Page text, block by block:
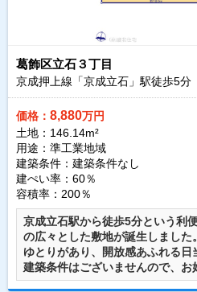
葛飾区立石３丁目
京成押上線「京成立石」駅徒歩5分
価格： 8,880万円
土地：146.14m²
用途：準工業地域
建築条件： 建築条件なし
建ぺい率：60％
容積率：200％
京成立石駅から徒歩5分という利
の広々とした敷地が誕生しました
ゆとりがあり、開放感あふれる日
建築条件はございませんので、お